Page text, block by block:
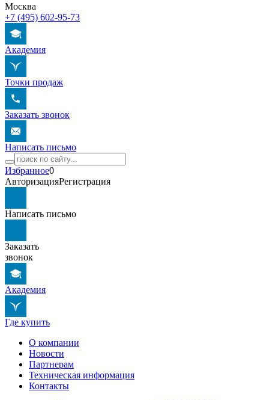
Москва
+7 (495) 602-95-73
Академия
Точки продаж
Заказать звонок
Написать письмо
Избранное0
АвторизацияРегистрация
Написать письмо
Заказать
звонок
Академия
Где купить
О компании
Новости
Партнерам
Техническая информация
Контакты